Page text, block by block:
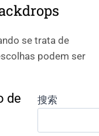
se trata de
podem ser
de
搜索